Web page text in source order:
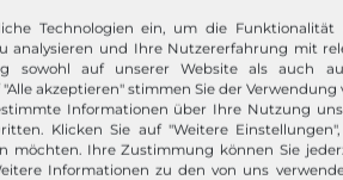
Versand!
Ihre Bestellung schnell per
Premiumversand.
Mehr dazu!
Technologien ein, um die Funktionalität
analysieren und Ihre Nutzererfahrung mit
sowohl auf unserer Website als auch
akzeptieren" stimmen Sie der Verwendung
Informationen über Ihre Nutzung
Klicken Sie auf "Weitere
möchten. Ihre Zustimmung können Sie
Informationen zu den von uns